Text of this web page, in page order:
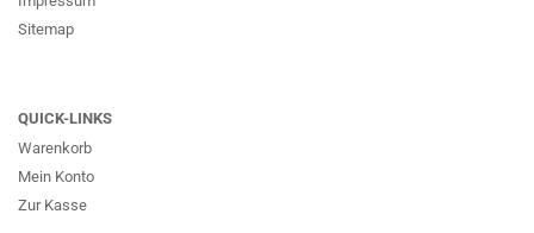
Sitemap
QUICK-LINKS
Warenkorb
Mein Konto
Zur Kasse